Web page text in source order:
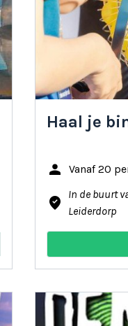
Haal je
person Vanaf 20
where_to_vote
In de buurt
Leiderdorp